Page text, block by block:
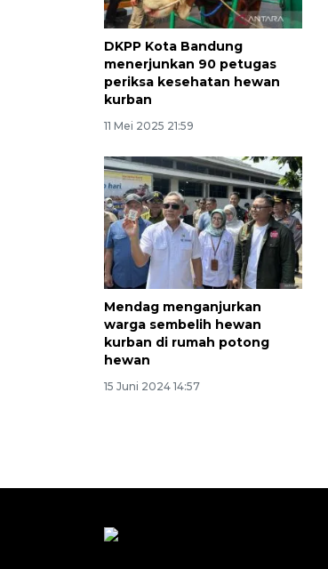
DKPP Kota Bandung
menerjunkan 90 petugas
periksa kesehatan hewan
kurban
11 Mei 2025 21:59
Mendag menganjurkan
warga sembelih hewan
kurban di rumah potong
hewan
15 Juni 2024 14:57